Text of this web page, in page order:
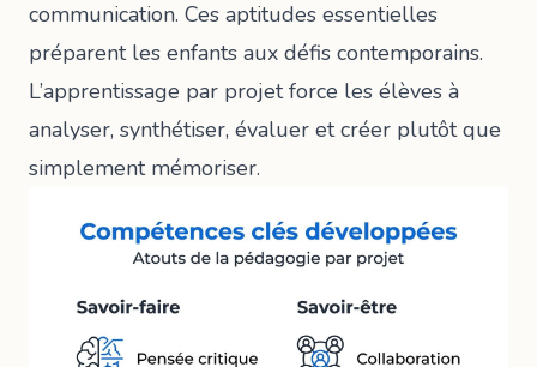
communication. Ces aptitudes essentielles
préparent les enfants aux défis contemporains.
L’apprentissage par projet force les élèves à
analyser, synthétiser, évaluer et créer plutôt que
simplement mémoriser.